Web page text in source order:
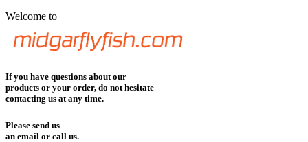
Welcome to
If you have questions about our
products or your order, do not hesitate
contacting us at any time.
Please send us
an email or call us.